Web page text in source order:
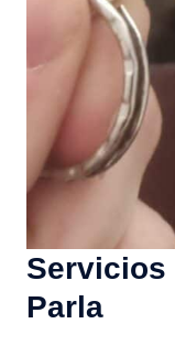
Servicios
Parla